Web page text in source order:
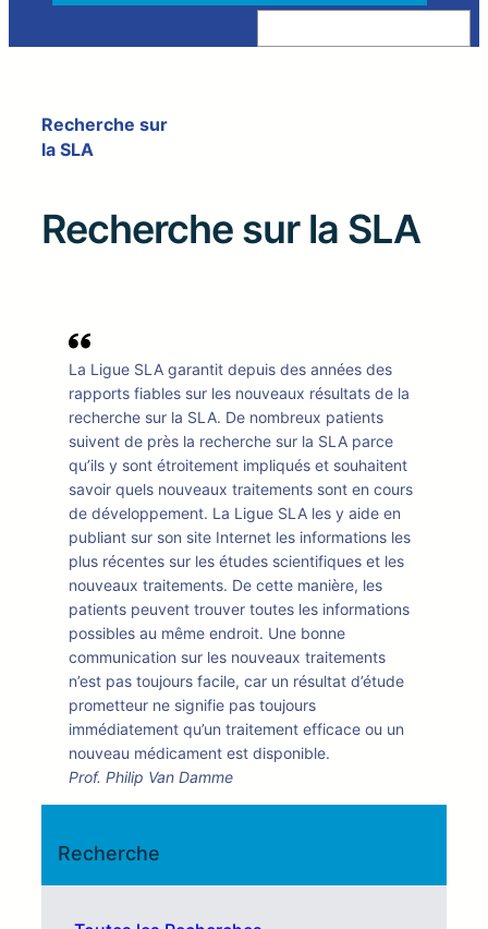
Z
e
Recherche sur
la SLA
Recherche sur la SLA
La Ligue SLA garantit depuis des années des
rapports fiables sur les nouveaux résultats de la
recherche sur la SLA. De nombreux patients
suivent de près la recherche sur la SLA parce
qu’ils y sont étroitement impliqués et souhaitent
savoir quels nouveaux traitements sont en cours
de développement. La Ligue SLA les y aide en
publiant sur son site Internet les informations les
plus récentes sur les études scientifiques et les
nouveaux traitements. De cette manière, les
patients peuvent trouver toutes les informations
possibles au même endroit. Une bonne
communication sur les nouveaux traitements
n’est pas toujours facile, car un résultat d’étude
prometteur ne signifie pas toujours
immédiatement qu’un traitement efficace ou un
nouveau médicament est disponible.
Prof. Philip Van Damme
Recherche